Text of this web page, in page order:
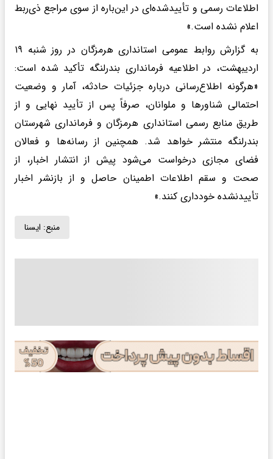
اطلاعات رسمی و تأییدشده‌ای در این‌باره از سوی مراجع ذی‌ربط
اعلام نشده است.»
به گزارش روابط عمومی استانداری هرمزگان در روز شنبه ۱۹
اردیبهشت، در اطلاعیه فرمانداری بندرلنگه تأکید شده است:
«هرگونه اطلاع‌رسانی درباره جزئیات حادثه، آمار و وضعیت
احتمالی شناورها و ملوانان، صرفاً پس از تأیید نهایی و از
طریق منابع رسمی استانداری هرمزگان و فرمانداری شهرستان
بندرلنگه منتشر خواهد شد. همچنین از رسانه‌ها و فعالان
فضای مجازی درخواست می‌شود پیش از انتشار اخبار، از
صحت و سقم اطلاعات اطمینان حاصل و از بازنشر اخبار
تأییدنشده خودداری کنند.»
منبع: ايسنا